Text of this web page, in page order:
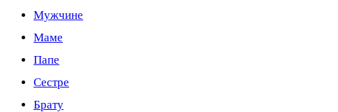
Мужчине
Маме
Папе
Сестре
Брату